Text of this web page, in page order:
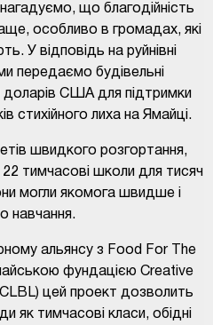
що благодійність
особливо в громадах, які
У відповідь на руйнівні
передаємо будівельні
доларів США для підтримки
стихійного лиха на Ямайці.
швидкого розгортання,
тимчасові школи для тисяч
могли якомога швидше і
навчання.
альянсу з Food For The
фундацією Creative
цей проект дозволить
як тимчасові класи, обідні